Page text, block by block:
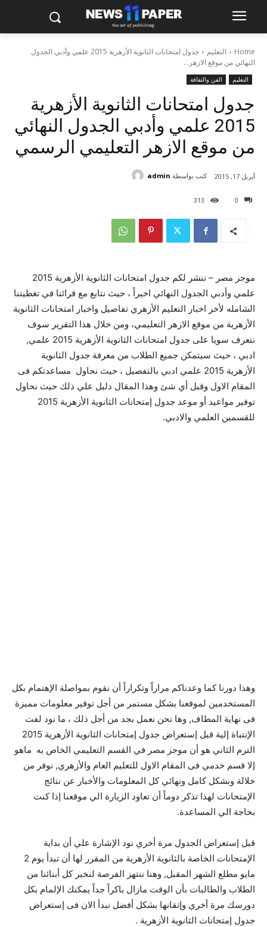
Home التعليم
جدول امتحانات الثانوية الأزهرية 2015 علمي وأدبي الجدول
النهائي من موقع الازهر...
التعليم الفن والثقافة
جدول امتحانات الثانوية الأزهرية
2015 علمي وأدبي الجدول النهائي
من موقع الازهر التعليمي الرسمي
0
313
أبريل 17, 2015 كتب بواسطة admin
موجز مصر – ننشر لكم جدول امتحانات الثانوية الأزهرية 2015
علمي وأدبي الجدول النهائي اخيراً ، حيث نتابع مع قرائنا في تغطيتنا
الشامله لأخر اخبار التعليم الأزهري تفاصيل واخبار امتحانات الثانوية
الأزهرية من موقع الازهر التعليمي، ومن خلال هذا التقرير سوف
نتعرف سويا على جدول امتحانات الثانوية الأزهرية 2015 علمي,
ادبي ، حيث سيتمكن جميع الطلاب من معرفة جدول الثانوية
الأزهرية 2015 علمي ادبي بالتفصيل ، حيث نحاول مساعدتكم فى
المقام الاول وقبل أي شئ وهذا المقال دليل علي ذلك حيث نحاول
توفير مواعيد أو موعد جدول إمتحانات الثانوية الأزهرية 2015
للقسمين العلمي والادبي.
وهذا دورنا كما وعدناكم مراراً وتكراراً أن نقوم بمواصلة الإهتمام بكل
المستخدمين لموقعنا بشكل مستمر من أجل توفير معلومات مميزة
فى نهاية المطاف, وها نحن نعمل بجد من أجل ذلك ، ما نود لفت
الإنتباة إلية قبل إستعراض جدول إمتحانات الثانوية الأزهرية 2015
الترم الثاني هو أن موجز مصر في القسم التعليمي الخاص به ماهو
إلا قسم خدمي فى المقام الاول للتعليم العام والأزهري, نوفر من
خلالة وبشكل كامل ونهائي كل المعلومات والأخبار عن نتائج
الإمتحانات لهذا تذكر دوماً أن تعاود الزيارة الي موقعنا إذا كنت
بحاجة الي المساعدة.
قبل إستعراض الجدول مرة أخري نود الإشارة علي أن بداية
الإمتحانات الخاصة بالثانوية الأزهرية من المقرر لها أن تبدأ يوم 2
مايو مطلع الشهر المقبل, وهنا ننتهز الفرصة لنخبر كل أبنائنا من
الطلاب والطالبات بأن الوقت مازال باكراً جداً يمكنك الإلمام بكل
دورسك مرة أخري وإتقانها بشكل أفضل نبدأ الان فى إستعراض
جدول إمتحانات الثانوية الأزهرية .